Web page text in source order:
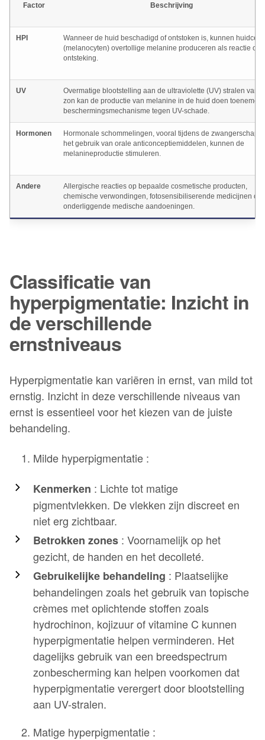
Factor Beschrijving
HPI
Wanneer de huid beschadigd of ontstoken is, kunnen
(melanocyten) overtollige melanine produceren als reactie op
ontsteking.
UV
Overmatige blootstelling aan de ultraviolette (UV) stralen van
zon kan de productie van melanine in de huid doen toenemen
beschermingsmechanisme tegen UV-schade.
Hormonen
Hormonale schommelingen, vooral tijdens de zwangerschap
het gebruik van orale anticonceptiemiddelen, kunnen de
melanineproductie stimuleren.
Andere
Allergische reacties op bepaalde cosmetische producten,
chemische verwondingen, fotosensibiliserende medicijnen of
onderliggende medische aandoeningen.
Classificatie van
hyperpigmentatie: Inzicht in
de verschillende
ernstniveaus
Hyperpigmentatie kan variëren in ernst, van mild tot
ernstig. Inzicht in deze verschillende niveaus van
ernst is essentieel voor het kiezen van de juiste
behandeling.
Milde hyperpigmentatie :
Kenmerken : Lichte tot matige
pigmentvlekken. De vlekken zijn discreet en
niet erg zichtbaar.
Betrokken zones : Voornamelijk op het
gezicht, de handen en het decolleté.
Gebruikelijke behandeling : Plaatselijke
behandelingen zoals het gebruik van topische
crèmes met oplichtende stoffen zoals
hydrochinon, kojizuur of vitamine C kunnen
hyperpigmentatie helpen verminderen. Het
dagelijks gebruik van een breedspectrum
zonbescherming kan helpen voorkomen dat
hyperpigmentatie verergert door blootstelling
aan UV-stralen.
Matige hyperpigmentatie :